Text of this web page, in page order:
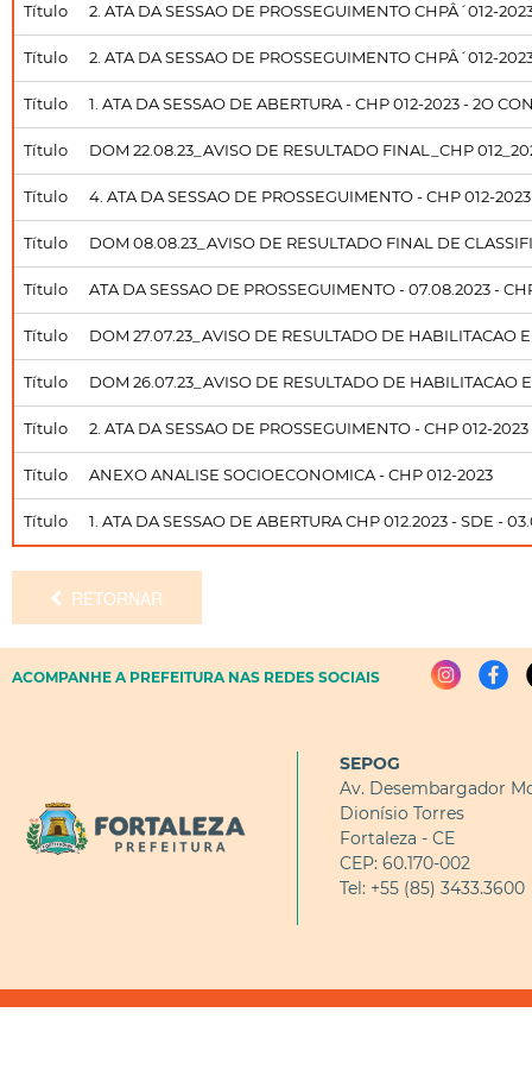
Título 2. ATA DA SESSAO DE PROSSEGUIMENTO CHPÂ´012-
Título 2. ATA DA SESSAO DE PROSSEGUIMENTO CHPÂ´012-
Título 1. ATA DA SESSAO DE ABERTURA - CHP 012-2023 - 2O
Título DOM 22.08.23_AVISO DE RESULTADO FINAL_CHP
Título 4. ATA DA SESSAO DE PROSSEGUIMENTO - CHP 012-
Título DOM 08.08.23_AVISO DE RESULTADO FINAL DE
Título ATA DA SESSAO DE PROSSEGUIMENTO - 07.08.2023 -
Título DOM 27.07.23_AVISO DE RESULTADO DE HABILITACAO
Título DOM 26.07.23_AVISO DE RESULTADO DE HABILITACAO
Título 2. ATA DA SESSAO DE PROSSEGUIMENTO - CHP 012-
Título ANEXO ANALISE SOCIOECONOMICA - CHP 012-2023
Título 1. ATA DA SESSAO DE ABERTURA CHP 012.2023 - SDE -
RETORNAR
ACOMPANHE A PREFEITURA NAS REDES SOCIAIS
SEPOG
Av. Desembargador
Dionísio Torres
Fortaleza - CE
CEP: 60.170-002
Tel: +55 (85) 3433.3600